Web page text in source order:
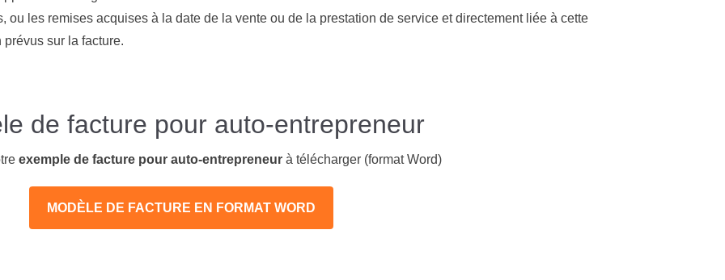
ou les remises acquises à la date de la vente ou de la prestation de service et directement liée à cette
sur la facture.
de facture pour auto-entrepreneur
exemple de facture pour auto-entrepreneur à télécharger (format Word)
MODÈLE DE FACTURE EN FORMAT WORD